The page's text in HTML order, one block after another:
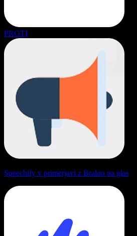
PROTI
Speechify v primerjavi z Bralno na glas